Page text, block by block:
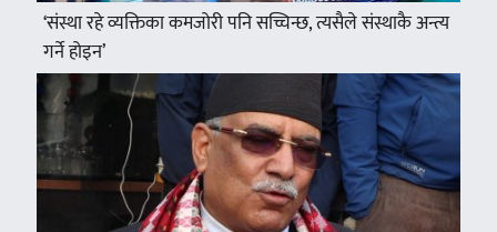
‘संस्था रहे व्यक्तिका कमजोरी पनि सच्चिन्छ, त्यसैले संस्थाकै अन्त्य
गर्ने होइन’